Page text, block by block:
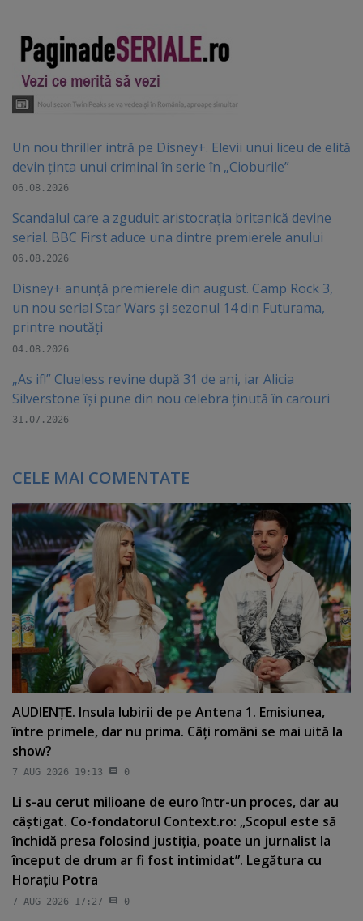
Un nou thriller intră pe Disney+. Elevii unui liceu de elită
devin ținta unui criminal în serie în „Cioburile”
06.08.2026
Scandalul care a zguduit aristocrația britanică devine
serial. BBC First aduce una dintre premierele anului
06.08.2026
Disney+ anunță premierele din august. Camp Rock 3,
un nou serial Star Wars și sezonul 14 din Futurama,
printre noutăți
04.08.2026
„As if!” Clueless revine după 31 de ani, iar Alicia
Silverstone își pune din nou celebra ținută în carouri
31.07.2026
CELE MAI COMENTATE
AUDIENŢE. Insula Iubirii de pe Antena 1. Emisiunea,
între primele, dar nu prima. Câţi români se mai uită la
show?
7 AUG 2026 19:13 0
Li s-au cerut milioane de euro într-un proces, dar au
câştigat. Co-fondatorul Context.ro: „Scopul este să
închidă presa folosind justiţia, poate un jurnalist la
început de drum ar fi fost intimidat”. Legătura cu
Horaţiu Potra
7 AUG 2026 17:27 0